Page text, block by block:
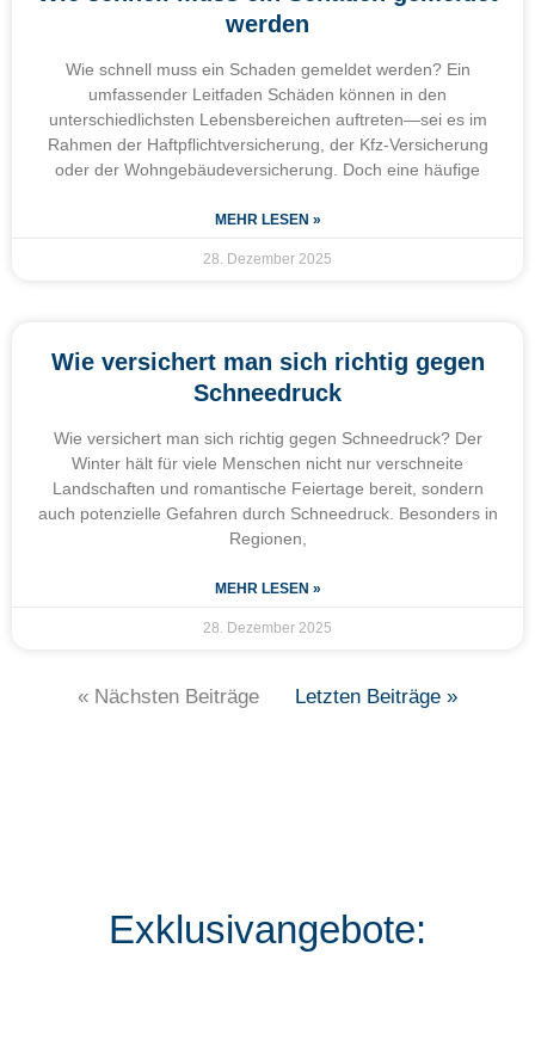
werden
Wie schnell muss ein Schaden gemeldet werden? Ein
umfassender Leitfaden Schäden können in den
unterschiedlichsten Lebensbereichen auftreten—sei es im
Rahmen der Haftpflichtversicherung, der Kfz-Versicherung
oder der Wohngebäudeversicherung. Doch eine häufige
MEHR LESEN »
28. Dezember 2025
Wie versichert man sich richtig gegen
Schneedruck
Wie versichert man sich richtig gegen Schneedruck? Der
Winter hält für viele Menschen nicht nur verschneite
Landschaften und romantische Feiertage bereit, sondern
auch potenzielle Gefahren durch Schneedruck. Besonders in
Regionen,
MEHR LESEN »
28. Dezember 2025
« Nächsten Beiträge Letzten Beiträge »
Exklusivangebote: